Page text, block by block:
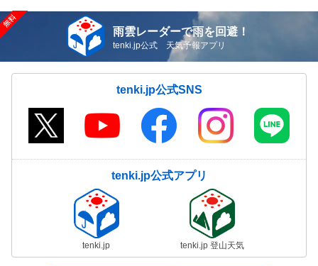
雨雲レーダーで雨を回避！
tenki.jp公式 天気予報アプリ
tenki.jp公式SNS
tenki.jp公式アプリ
tenki.jp tenki.jp 登山天気